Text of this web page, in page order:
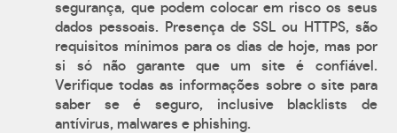
segurança, que podem colocar em risco os seus
dados pessoais. Presença de SSL ou HTTPS, são
requisitos mínimos para os dias de hoje, mas por
si só não garante que um site é confiável.
Verifique todas as informações sobre o site para
saber se é seguro, inclusive blacklists de
antívirus, malwares e phishing.